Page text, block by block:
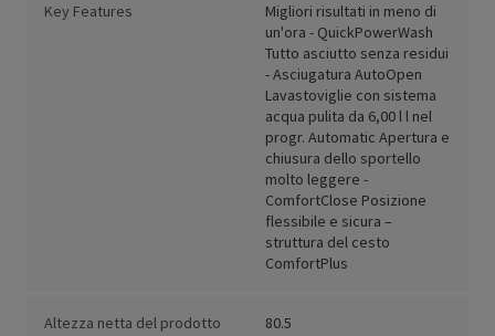
Key Features
Migliori risultati in meno di
un'ora - QuickPowerWash
Tutto asciutto senza residui
- Asciugatura AutoOpen
Lavastoviglie con sistema
acqua pulita da 6,00 l l nel
progr. Automatic Apertura e
chiusura dello sportello
molto leggere -
ComfortClose Posizione
flessibile e sicura –
struttura del cesto
ComfortPlus
Altezza netta del prodotto
80.5